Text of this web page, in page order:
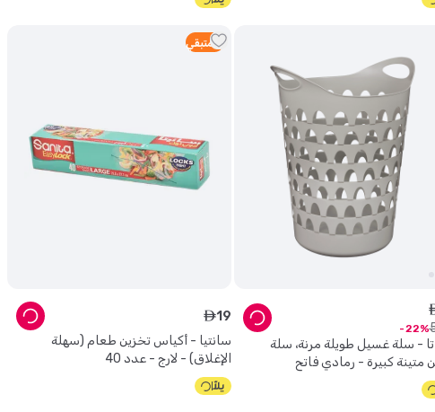
- سلة غسيل طويلة مرنة، سلة
متينة كبيرة - رمادي فاتح
22
4 متبقي
سانتيا - أكياس تخزين طعام (سهلة
الإغلاق) - لارج - عدد 40
ê19